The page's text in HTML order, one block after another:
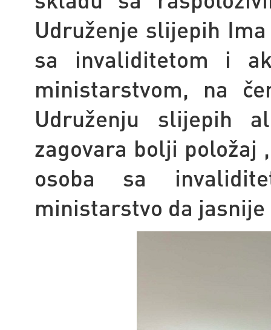
Udruženje slijepih
sa invaliditetom i
ministarstvom, na
Udruženju slijepih
zagovara bolji položaj
osoba sa
ministarstvo da